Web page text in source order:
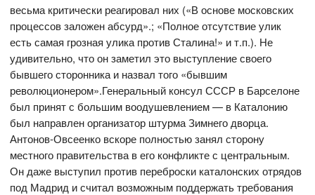
весьма критически реагировал них («В основе московских
процессов заложен абсурд».; «Полное отсутствие улик
есть самая грозная улика против Сталина!» и т.п.). Не
удивительно, что он заметил это выступление своего
бывшего сторонника и назвал того «бывшим
революционером».Генеральный консул СССР в Барселоне
был принят с большим воодушевлением — в Каталонию
был направлен организатор штурма Зимнего дворца.
Антонов-Овсеенко вскоре полностью занял сторону
местного правительства в его конфликте с центральным.
Он даже выступил против переброски каталонских отрядов
под Мадрид и считал возможным поддержать требования